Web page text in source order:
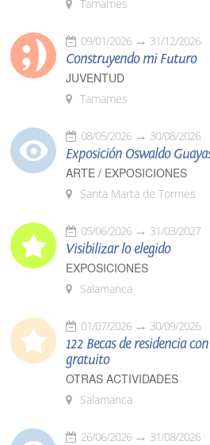
Tamames
09/01/2026 31/12/2026
Construyendo mi Futuro
JUVENTUD
Tamames
08/05/2026 30/08/2026
Exposición Oswaldo
ARTE / EXPOSICIONES
Santa Marta de Tormes
05/06/2026 31/03/2027
Visibilizar lo elegido
EXPOSICIONES
Salamanca
01/07/2026 30/09/2026
122 Becas de residencia
gratuito
OTRAS ACTIVIDADES
Salamanca
26/06/2026 31/08/2026